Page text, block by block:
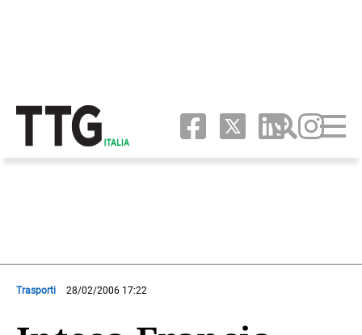
Trasporti 28/02/2006 17:22